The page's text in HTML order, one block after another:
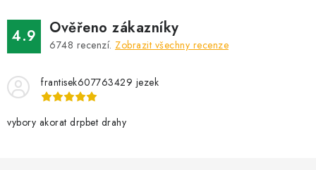
d
a
c
p
v
4.9 Ověřeno zákazníky
6748 recenzí. Zobrazit všechny recenze
frantisek607763429 jezek
vybory akorat drpbet drahy